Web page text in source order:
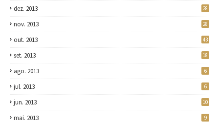
dez. 2013 28
nov. 2013 28
out. 2013 43
set. 2013 18
ago. 2013 6
jul. 2013 6
jun. 2013 10
mai. 2013 9